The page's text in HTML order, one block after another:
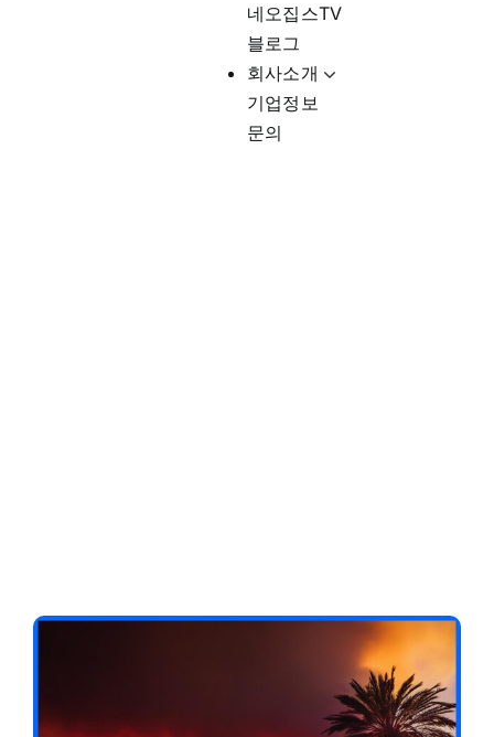
네오집스TV
블로그
회사소개
기업정보
문의